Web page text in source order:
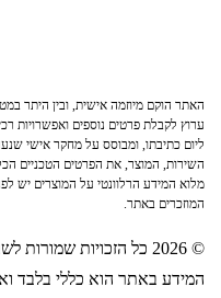
האתר הוקם מיוזמה אישית, ובין היתר
ערוץ לקבלת פרטים נוספים ואפשרויות
ליום כתיבתו, ומבוסס על מחקר אישי
השירות, המוצר, את הפרטים הטכניים
מלוא המידע הרלוונטי על המוצרים יש
המוזכרים באתר.
© 2026 כל הזכויות שמורות לשביל צדק
המידע באתר הוא כללי בלבד